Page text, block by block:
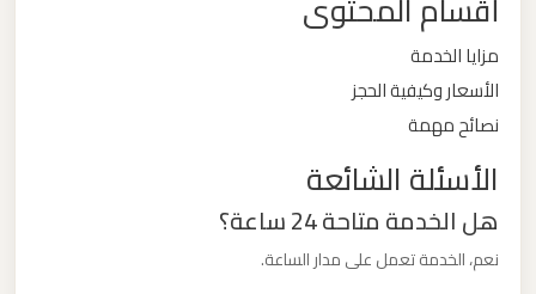
مزايا الخدمة
الأسعار وكيفية الحجز
نصائح مهمة
الأسئلة الشائعة
هل الخدمة متاحة 24 ساعة؟
نعم، الخدمة تعمل على مدار الساعة.
الشيخ
ليموزين
سفنكس
ليموزين